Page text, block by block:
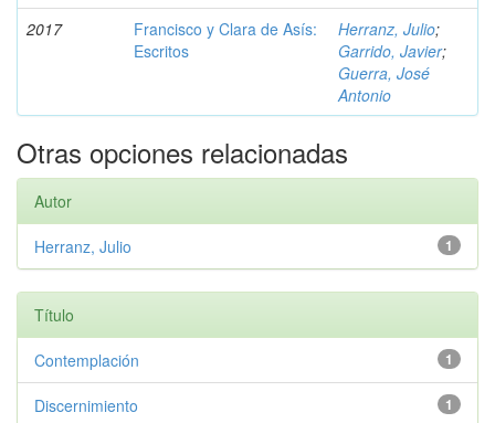
2017
Francisco y Clara de Asís:
Escritos
Herranz, Julio;
Garrido, Javier;
Guerra, José
Antonio
Otras opciones relacionadas
Autor
1
Herranz, Julio
Título
1
Contemplación
1
Discernimiento